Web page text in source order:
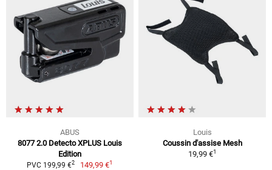
ABUS
8077 2.0 Detecto XPLUS Louis
Edition
PVC 199,99 €2 149,99 €1
Louis
Coussin d'assise Mesh
19,99 €1